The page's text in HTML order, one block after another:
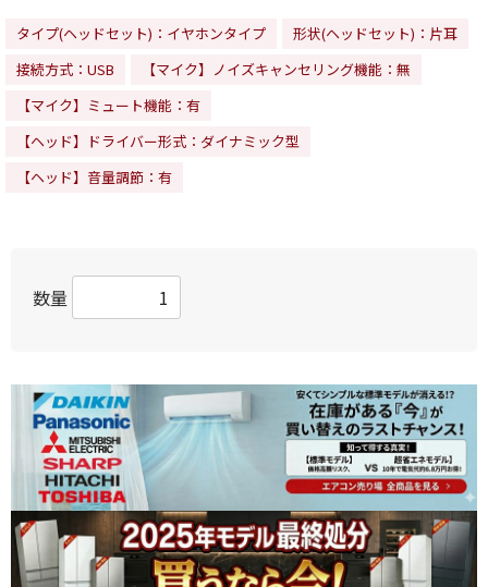
タイプ(ヘッドセット)：イヤホンタイプ
形状(ヘッドセット)：片耳
接続方式：USB
【マイク】ノイズキャンセリング機能：無
【マイク】ミュート機能：有
【ヘッド】ドライバー形式：ダイナミック型
【ヘッド】音量調節：有
数量